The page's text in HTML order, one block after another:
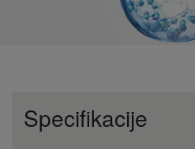
Specifikacije